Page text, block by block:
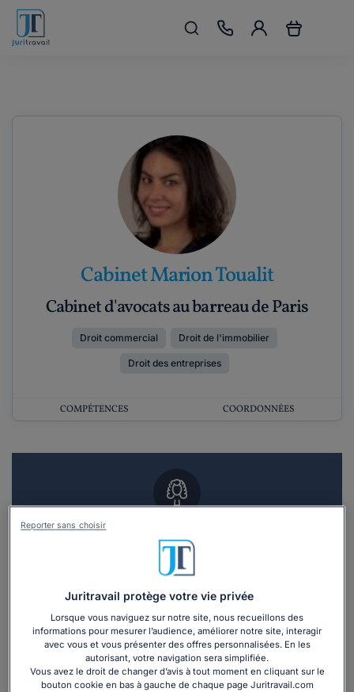
Cabinet Marion Toualit
Cabinet d'avocats au barreau de Paris
Droit commercial Droit de l'immobilier
Droit des entreprises
COMPÉTENCES COORDONNÉES
Vous souhaitez un RDV en cabinet avec un
avocat ?
Recevoir des devis d'avocats
3 devis en 48h
Juritravail protège votre vie privée
Lorsque vous naviguez sur notre site, nous recueillons des
informations pour mesurer l’audience, améliorer notre site, interagir
avec vous et vous présenter des offres personnalisées. En les
autorisant, votre navigation sera simplifiée.
Vous avez le droit de changer d’avis à tout moment en cliquant sur le
bouton cookie en bas à gauche de chaque page Juritravail.com
Reporter sans choisir